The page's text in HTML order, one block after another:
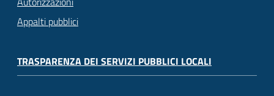
Appalti pubblici
TRASPARENZA DEI SERVIZI PUBBLICI LOCALI